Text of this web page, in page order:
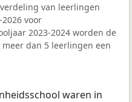
van leerlingen
voor
2023-2024 worden de
dan 5 leerlingen een
waren in